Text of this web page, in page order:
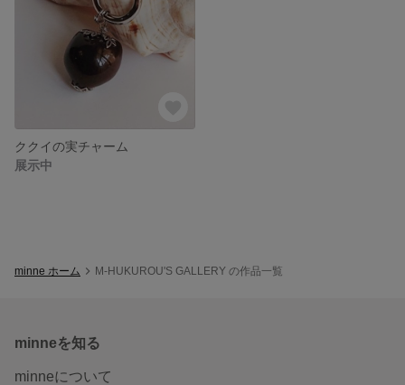
ククイの実チャーム
展示中
minne ホーム M-HUKUROU'S GALLERY の作品一覧
minneを知る
minneについて